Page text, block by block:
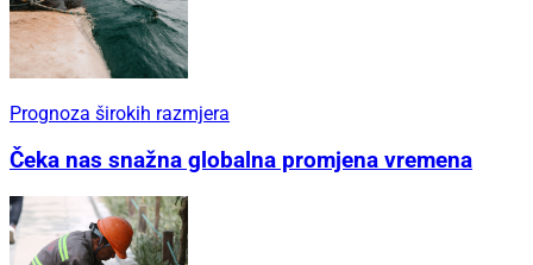
Prognoza širokih razmjera
Čeka nas snažna globalna promjena vremena